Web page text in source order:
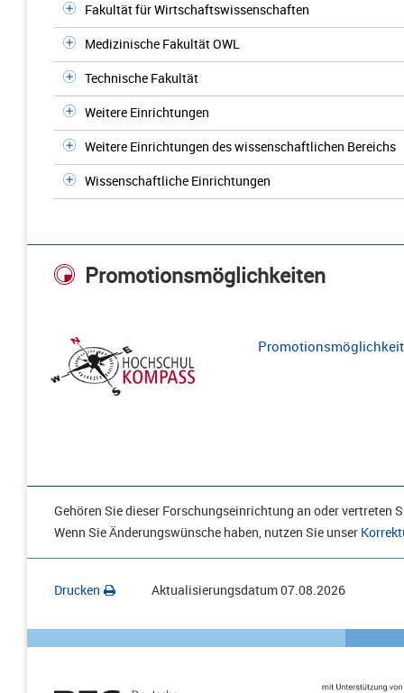
Fakultät für Wirtschaftswissenschaften
Medizinische Fakultät OWL
Technische Fakultät
Weitere Einrichtungen
Weitere Einrichtungen des wissenschaftlichen Bereichs
Wissenschaftliche Einrichtungen
Promotionsmöglichkeiten
Gehören Sie dieser Forschungseinrichtung an oder vertreten
Wenn Sie Änderungswünsche haben, nutzen Sie unser
Drucken Aktualisierungsdatum07.08.2026